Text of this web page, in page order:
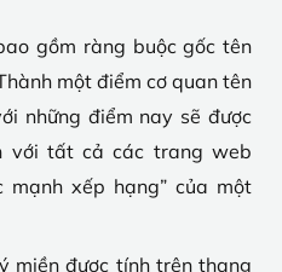
gồm ràng buộc gốc tên
một điểm cơ quan tên
những điểm nay sẽ được
với tất cả các trang web
mạnh xếp hạng” của một
miền được tính trên thang